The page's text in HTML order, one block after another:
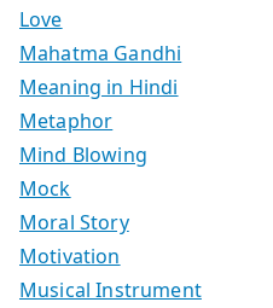
Love
Mahatma Gandhi
Meaning in Hindi
Metaphor
Mind Blowing
Mock
Moral Story
Motivation
Musical Instrument